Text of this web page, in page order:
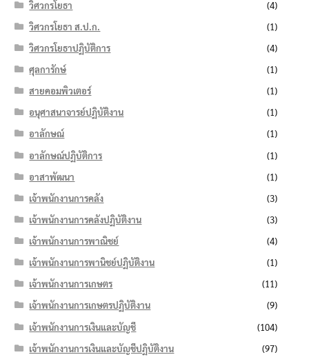
วิศวกรโยธา
(4)
วิศวกรโยธา ส.ป.ก.
(1)
วิศวกรโยธาปฏิบัติการ
(4)
ศุลการักษ์
(1)
สายคอมพิวเตอร์
(1)
อนุศาสนาจารย์ปฏิบัติงาน
(1)
อาลักษณ์
(1)
อาลักษณ์ปฏิบัติการ
(1)
อาสาพัฒนา
(1)
เจ้าพนักงานการคลัง
(3)
เจ้าพนักงานการคลังปฏิบัติงาน
(3)
เจ้าพนักงานการพาณิชย์
(4)
เจ้าพนักงานการพานิชย์ปฏิบัติงาน
(1)
เจ้าพนักงานการเกษตร
(11)
เจ้าพนักงานการเกษตรปฏิบัติงาน
(9)
เจ้าพนักงานการเงินและบัญชี
(104)
เจ้าพนักงานการเงินและบัญชีปฏิบัติงาน
(97)